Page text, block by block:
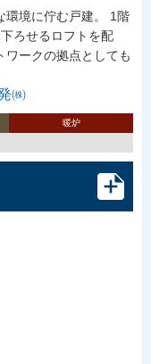
環境に佇む戸建。 1階
ろせるロフトを配
ワークの拠点としても
㈱
暖炉